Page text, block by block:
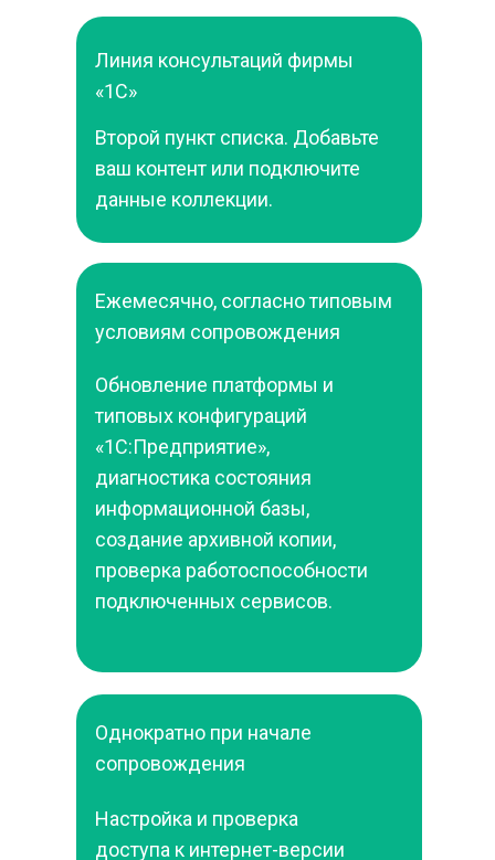
Линия консультаций фирмы
«1С»
Второй пункт списка. Добавьте
ваш контент или подключите
данные коллекции.
Обновление платформы и
типовых конфигураций
«1С:Предприятие»,
диагностика состояния
информационной базы,
создание архивной копии,
проверка работоспособности
подключенных сервисов.
Ежемесячно, согласно типовым
условиям сопровождения
Настройка и проверка
доступа к интернет-версии
Однократно при начале
сопровождения